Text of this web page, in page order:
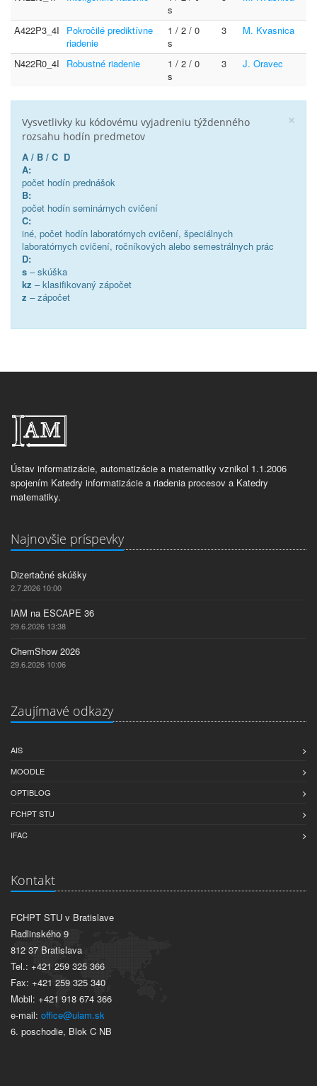
s
A422P3_4I
Pokročilé prediktívne
riadenie
1 / 2 / 0
s
3 M. Kvasnica
N422R0_4I Robustné riadenie
1 / 2 / 0
s
3 J. Oravec
×
Vysvetlivky ku kódovému vyjadreniu týždenného
rozsahu hodín predmetov
A / B / C D
A:
počet hodín prednášok
B:
počet hodín seminárnych cvičení
C:
iné, počet hodín laboratórnych cvičení, špeciálnych
laboratórnych cvičení, ročníkových alebo semestrálnych prác
D:
s – skúška
kz – klasifikovaný zápočet
z – zápočet
Ústav informatizácie, automatizácie a matematiky vznikol 1.1.2006
spojením Katedry informatizácie a riadenia procesov a Katedry
matematiky.
Najnovšie príspevky
Dizertačné skúšky
2.7.2026 10:00
IAM na ESCAPE 36
29.6.2026 13:38
ChemShow 2026
29.6.2026 10:06
Zaujímavé odkazy
AIS
MOODLE
OPTIBLOG
FCHPT STU
IFAC
Kontakt
FCHPT STU v Bratislave
Radlinského 9
812 37 Bratislava
Tel.: +421 259 325 366
Fax: +421 259 325 340
Mobil: +421 918 674 366
e-mail: office@uiam.sk
6. poschodie, Blok C NB